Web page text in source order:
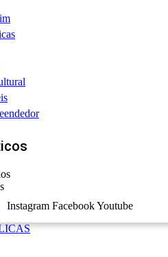
Instagram FacebookYoutube